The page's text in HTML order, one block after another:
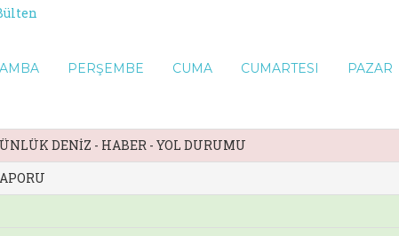
PERŞEMBE CUMA CUMARTESI PAZAR
DENİZ - HABER - YOL DURUMU